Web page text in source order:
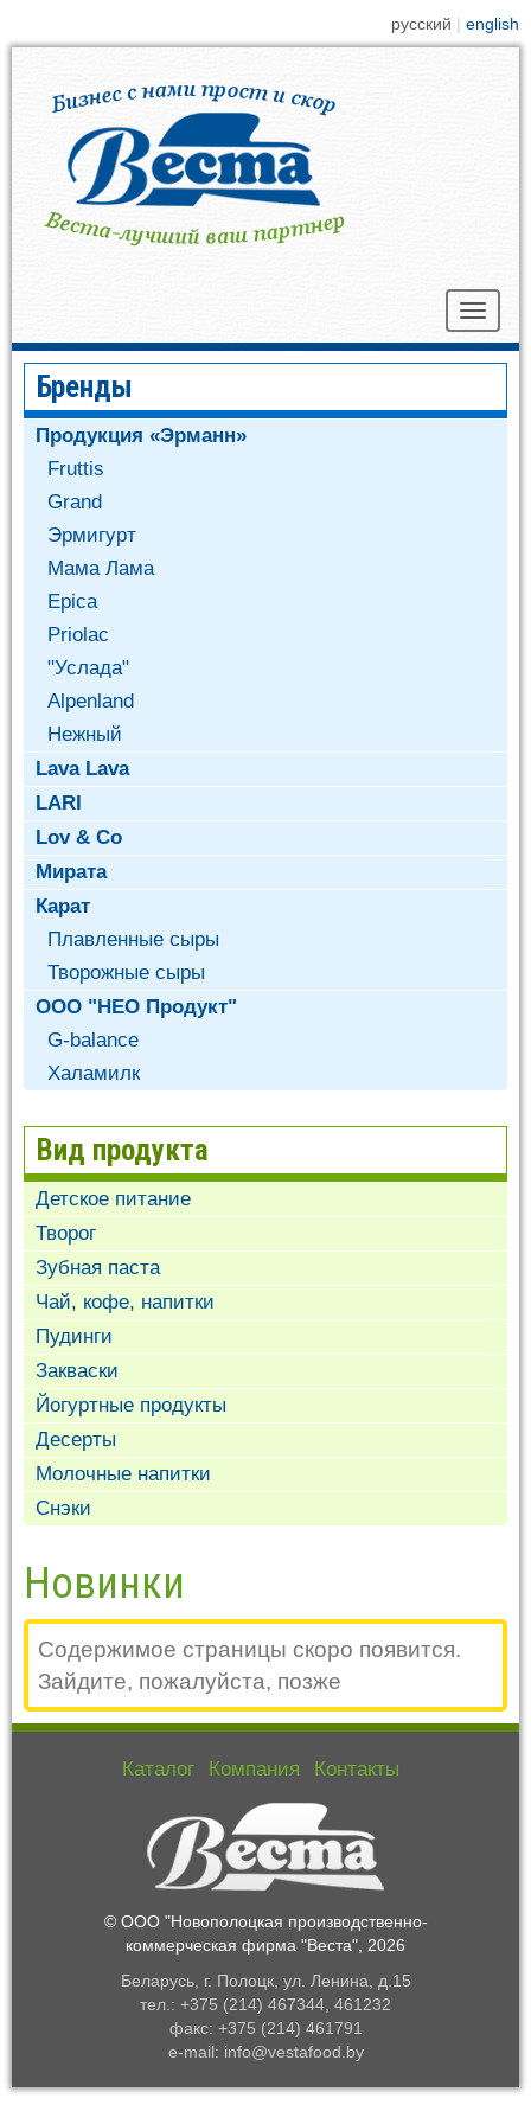
русский english
Toggle
Бренды
Продукция «Эрманн»
Fruttis
Grand
Эрмигурт
Мама Лама
Epica
Priolac
"Услада"
Alpenland
Нежный
Lava Lava
LARI
Lov & Co
Мирата
Карат
Плавленные сыры
Творожные сыры
ООО "НЕО Продукт"
G-balance
Халамилк
Вид продукта
Детское питание
Творог
Зубная паста
Чай, кофе, напитки
Пудинги
Закваски
Йогуртные продукты
Десерты
Молочные напитки
Снэки
Новинки
Содержимое страницы скоро появится.
Зайдите, пожалуйста, позже
Каталог Компания Контакты
© ООО "Новополоцкая производственно-
коммерческая фирма "Веста", 2026
Беларусь, г. Полоцк, ул. Ленина, д.15
тел.: +375 (214) 467344, 461232
факс: +375 (214) 461791
e-mail: info@vestafood.by